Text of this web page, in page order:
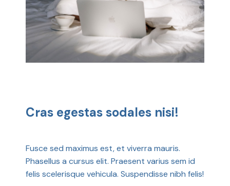
Cras egestas sodales nisi!
Fusce sed maximus est, et viverra mauris.
Phasellus a cursus elit. Praesent varius sem id
felis scelerisque vehicula. Suspendisse nibh felis!